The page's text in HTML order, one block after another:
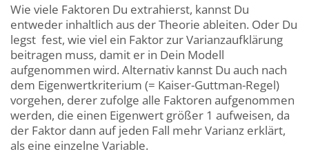
Wie viele Faktoren Du extrahierst, kannst Du
entweder inhaltlich aus der Theorie ableiten. Oder Du
legst fest, wie viel ein Faktor zur Varianzaufklärung
beitragen muss, damit er in Dein Modell
aufgenommen wird. Alternativ kannst Du auch nach
dem Eigenwertkriterium (= Kaiser-Guttman-Regel)
vorgehen, derer zufolge alle Faktoren aufgenommen
werden, die einen Eigenwert größer 1 aufweisen, da
der Faktor dann auf jeden Fall mehr Varianz erklärt,
als eine einzelne Variable.